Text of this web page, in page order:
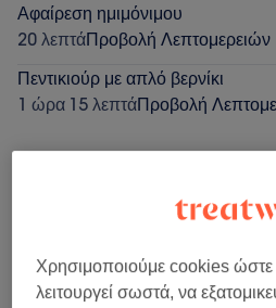
Αφαίρεση ημιμόνιμου
20 λεπτάΠροβολή Λεπτομερειών
Πεντικιούρ με απλό βερνίκι
1 ώρα 15 λεπτάΠροβολή
Πεντικιούρ ( 7)
Χρησιμοποιούμε cookies
λειτουργεί σωστά, να